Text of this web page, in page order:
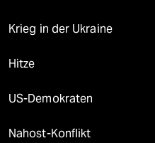
Krieg in der Ukraine
Hitze
US-Demokraten
Nahost-Konflikt